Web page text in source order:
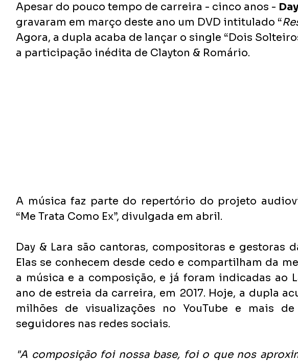
Apesar do pouco tempo de carreira - cinco anos -
gravaram em março deste ano um DVD intitulado “
Agora, a dupla acaba de lançar o single “Dois
a participação inédita de Clayton & Romário.
A música faz parte do repertório do projeto
“Me Trata Como Ex”, divulgada em abril.
Day & Lara são cantoras, compositoras e gestoras
Elas se conhecem desde cedo e compartilham da
a música e a composição, e já foram indicadas ao
ano de estreia da carreira, em 2017. Hoje, a dupla
milhões de visualizações no YouTube e mais
seguidores nas redes sociais.
"A composição foi nossa base, foi o que nos